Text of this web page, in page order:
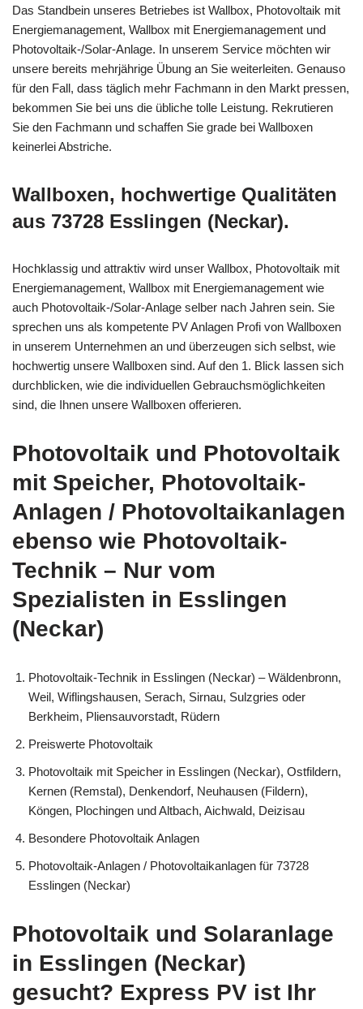
Das Standbein unseres Betriebes ist Wallbox, Photovoltaik mit
Energiemanagement, Wallbox mit Energiemanagement und
Photovoltaik-/Solar-Anlage. In unserem Service möchten wir
unsere bereits mehrjährige Übung an Sie weiterleiten. Genauso
für den Fall, dass täglich mehr Fachmann in den Markt pressen,
bekommen Sie bei uns die übliche tolle Leistung. Rekrutieren
Sie den Fachmann und schaffen Sie grade bei Wallboxen
keinerlei Abstriche.
Wallboxen, hochwertige Qualitäten
aus 73728 Esslingen (Neckar).
Hochklassig und attraktiv wird unser Wallbox, Photovoltaik mit
Energiemanagement, Wallbox mit Energiemanagement wie
auch Photovoltaik-/Solar-Anlage selber nach Jahren sein. Sie
sprechen uns als kompetente PV Anlagen Profi von Wallboxen
in unserem Unternehmen an und überzeugen sich selbst, wie
hochwertig unsere Wallboxen sind. Auf den 1. Blick lassen sich
durchblicken, wie die individuellen Gebrauchsmöglichkeiten
sind, die Ihnen unsere Wallboxen offerieren.
Photovoltaik und Photovoltaik
mit Speicher, Photovoltaik-
Anlagen / Photovoltaikanlagen
ebenso wie Photovoltaik-
Technik – Nur vom
Spezialisten in Esslingen
(Neckar)
Photovoltaik-Technik in Esslingen (Neckar) – Wäldenbronn,
Weil, Wiflingshausen, Serach, Sirnau, Sulzgries oder
Berkheim, Pliensauvorstadt, Rüdern
Preiswerte Photovoltaik
Photovoltaik mit Speicher in Esslingen (Neckar), Ostfildern,
Kernen (Remstal), Denkendorf, Neuhausen (Fildern),
Köngen, Plochingen und Altbach, Aichwald, Deizisau
Besondere Photovoltaik Anlagen
Photovoltaik-Anlagen / Photovoltaikanlagen für 73728
Esslingen (Neckar)
Photovoltaik und Solaranlage
in Esslingen (Neckar)
gesucht? Express PV ist Ihr